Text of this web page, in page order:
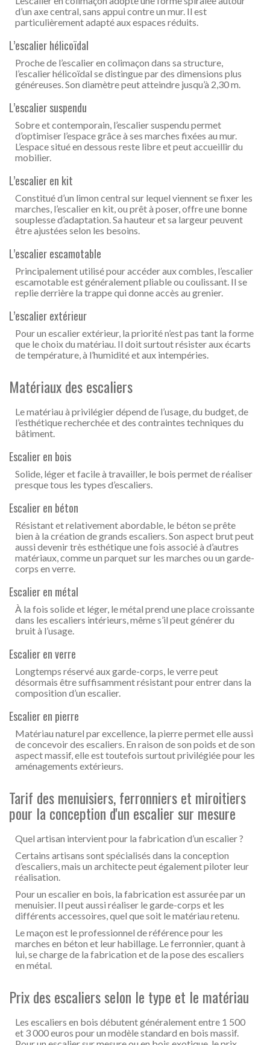
d’un axe central, sans appui contre un mur. Il est
particulièrement adapté aux espaces réduits.
L’escalier hélicoïdal
Proche de l’escalier en colimaçon dans sa structure,
l’escalier hélicoïdal se distingue par des dimensions plus
généreuses. Son diamètre peut atteindre jusqu’à 2,30 m.
L’escalier suspendu
Sobre et contemporain, l’escalier suspendu permet
d’optimiser l’espace grâce à ses marches fixées au mur.
L’espace situé en dessous reste libre et peut accueillir du
mobilier.
L’escalier en kit
Constitué d’un limon central sur lequel viennent se fixer les
marches, l’escalier en kit, ou prêt à poser, offre une bonne
souplesse d’adaptation. Sa hauteur et sa largeur peuvent
être ajustées selon les besoins.
L’escalier escamotable
Principalement utilisé pour accéder aux combles, l’escalier
escamotable est généralement pliable ou coulissant. Il se
replie derrière la trappe qui donne accès au grenier.
L’escalier extérieur
Pour un escalier extérieur, la priorité n’est pas tant la forme
que le choix du matériau. Il doit surtout résister aux écarts
de température, à l’humidité et aux intempéries.
Matériaux des escaliers
Le matériau à privilégier dépend de l’usage, du budget, de
l’esthétique recherchée et des contraintes techniques du
bâtiment.
Escalier en bois
Solide, léger et facile à travailler, le bois permet de réaliser
presque tous les types d’escaliers.
Escalier en béton
Résistant et relativement abordable, le béton se prête
bien à la création de grands escaliers. Son aspect brut peut
aussi devenir très esthétique une fois associé à d’autres
matériaux, comme un parquet sur les marches ou un garde-
corps en verre.
Escalier en métal
À la fois solide et léger, le métal prend une place croissante
dans les escaliers intérieurs, même s’il peut générer du
bruit à l’usage.
Escalier en verre
Longtemps réservé aux garde-corps, le verre peut
désormais être suffisamment résistant pour entrer dans la
composition d’un escalier.
Escalier en pierre
Matériau naturel par excellence, la pierre permet elle aussi
de concevoir des escaliers. En raison de son poids et de son
aspect massif, elle est toutefois surtout privilégiée pour les
aménagements extérieurs.
Tarif des menuisiers, ferronniers et miroitiers
pour la conception d'un escalier sur mesure
Quel artisan intervient pour la fabrication d’un escalier ?
Certains artisans sont spécialisés dans la conception
d’escaliers, mais un architecte peut également piloter leur
réalisation.
Pour un escalier en bois, la fabrication est assurée par un
menuisier. Il peut aussi réaliser le garde-corps et les
différents accessoires, quel que soit le matériau retenu.
Le maçon est le professionnel de référence pour les
marches en béton et leur habillage. Le ferronnier, quant à
lui, se charge de la fabrication et de la pose des escaliers
en métal.
Prix des escaliers selon le type et le matériau
Les escaliers en bois débutent généralement entre 1 500
et 3 000 euros pour un modèle standard en bois massif.